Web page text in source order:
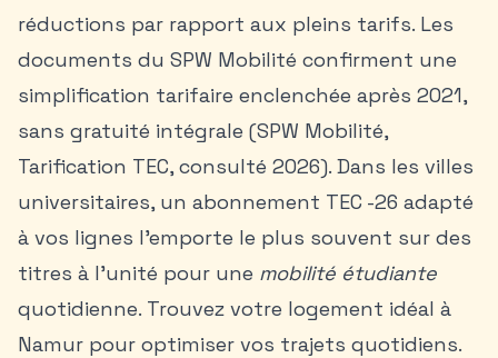
réductions par rapport aux pleins tarifs. Les
documents du SPW Mobilité confirment une
simplification tarifaire enclenchée après 2021,
sans gratuité intégrale (SPW Mobilité,
Tarification TEC, consulté 2026). Dans les villes
universitaires, un abonnement TEC -26 adapté
à vos lignes l’emporte le plus souvent sur des
titres à l’unité pour une mobilité étudiante
quotidienne. Trouvez votre logement idéal à
Namur pour optimiser vos trajets quotidiens.